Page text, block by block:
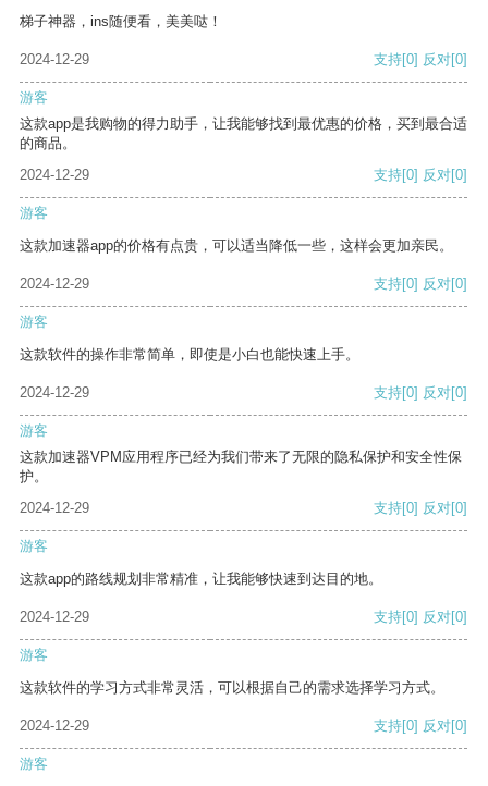
梯子神器，ins随便看，美美哒！
2024-12-29 支持[0] 反对[0]
游客
这款app是我购物的得力助手，让我能够找到最优惠的价格，买到最合适
的商品。
2024-12-29
支持[0] 反对[0]
游客
这款加速器app的价格有点贵，可以适当降低一些，这样会更加亲民。
2024-12-29 支持[0] 反对[0]
游客
这款软件的操作非常简单，即使是小白也能快速上手。
2024-12-29 支持[0] 反对[0]
游客
这款加速器VPM应用程序已经为我们带来了无限的隐私保护和安全性保
护。
2024-12-29
支持[0] 反对[0]
游客
这款app的路线规划非常精准，让我能够快速到达目的地。
2024-12-29 支持[0] 反对[0]
游客
这款软件的学习方式非常灵活，可以根据自己的需求选择学习方式。
2024-12-29 支持[0] 反对[0]
游客